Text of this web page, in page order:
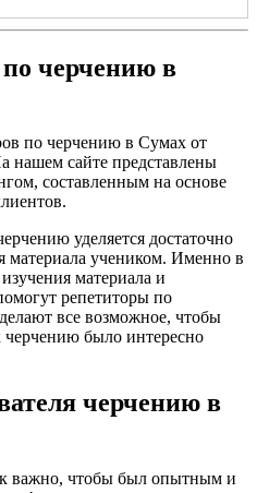
черчению в
по черчению в Сумах от
нашем сайте представлены
составленным на основе
уделяется достаточно
материала учеником. Именно в
материала и
репетиторы по
все возможное, чтобы
черчению было интересно
черчению в
важно, чтобы был опытным и